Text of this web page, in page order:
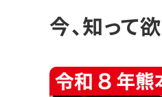
今、知って